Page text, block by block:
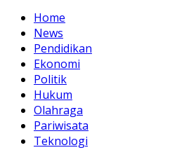
Home
News
Pendidikan
Ekonomi
Politik
Hukum
Olahraga
Pariwisata
Teknologi